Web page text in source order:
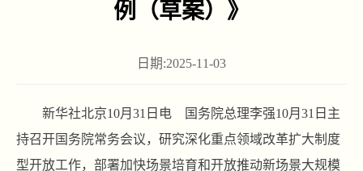
例（草案）》
日期:2025-11-03
新华社北京10月31日电 国务院总理李强10月31日主
持召开国务院常务会议，研究深化重点领域改革扩大制度
型开放工作，部署加快场景培育和开放推动新场景大规模